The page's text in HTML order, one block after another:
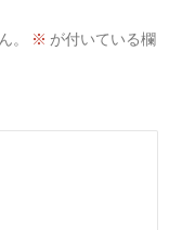
。 ※ が付いている欄